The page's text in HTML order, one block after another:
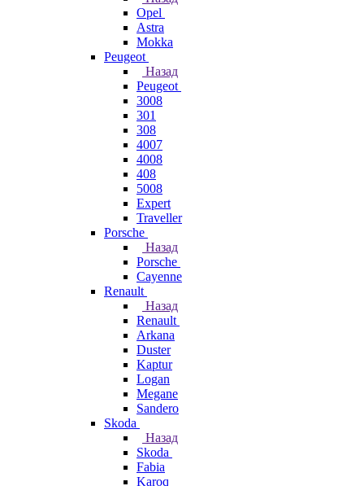
Opel
Astra
Mokka
Peugeot
Назад
Peugeot
3008
301
308
4007
4008
408
5008
Expert
Traveller
Porsche
Назад
Porsche
Cayenne
Renault
Назад
Renault
Arkana
Duster
Kaptur
Logan
Megane
Sandero
Skoda
Назад
Skoda
Fabia
Karoq